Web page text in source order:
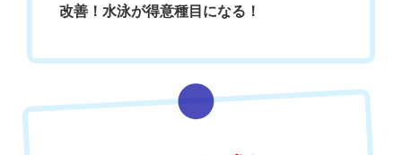
改善！水泳が得意種目になる！